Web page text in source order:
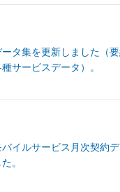
タ集を更新しました（
サービスデータ）。
バイルサービス月次契約
。